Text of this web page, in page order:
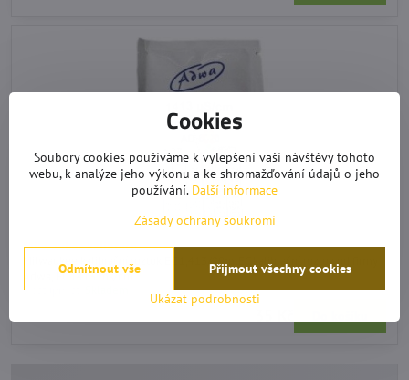
Milwaukee kalibrační roztok EC 1,413/20ml
Milwaukee kalibrační roztok EC 1,413/20mlEC kalibrační roztok od firmy
Adwa, EC 1413 ms/cm.
Dostupnost:Skladem
Cookies
Soubory cookies používáme k vylepšení vaší návštěvy tohoto
webu, k analýze jeho výkonu a ke shromažďování údajů o jeho
používání. Další informace
Zásady ochrany soukromí
Ukázat podrobnosti
Přijmout všechny cookies
Odmítnout vše